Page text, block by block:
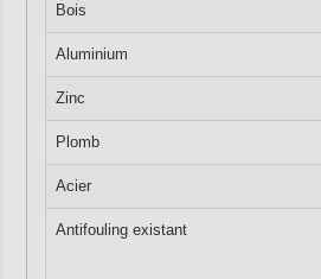
Bois
Aluminium
Zinc
Plomb
Acier
Antifouling existant